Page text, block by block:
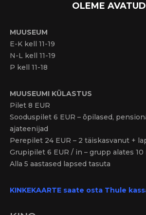
OLEME AVATUD
MUUSEUM
E-K kell 11-19
N-L kell 11-19
P kell 11-18
MUUSEUMI KÜLASTUS
Pilet 8 EUR
Sooduspilet 6 EUR – õpilased,
ajateenijad
Perepilet 24 EUR – 2 täiskasvanut +
Grupipilet 6 EUR / in – grupp alates
Alla 5 aastased lapsed tasuta
KINKEKAARTE saate osta Thule